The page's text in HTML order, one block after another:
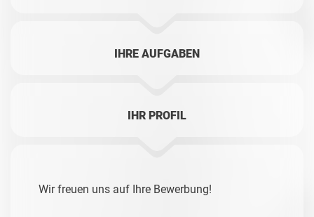
IHRE AUFGABEN
IHR PROFIL
Wir freuen uns auf Ihre Bewerbung!